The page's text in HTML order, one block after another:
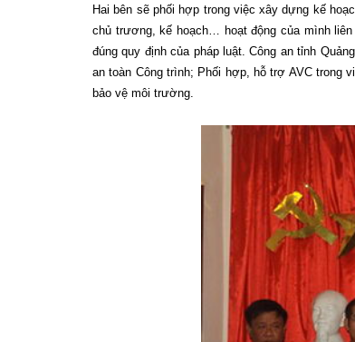
Hai bên sẽ phối hợp trong việc xây dựng kế
chủ trương, kế hoạch… hoạt động của mình
đúng quy định của pháp luật. Công an tỉnh
an toàn Công trình; Phối hợp, hỗ trợ AVC trong
bảo vệ môi trường.